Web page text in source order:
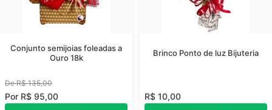
Conjunto semijoias foleadas a
Ouro 18k
De R$ 135,00
Por R$ 95,00
Brinco Ponto de luz Bijuteria
R$ 10,00